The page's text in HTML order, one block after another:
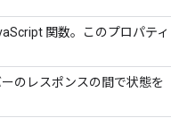
関数。このプロパティ
のレスポンスの間で状態を